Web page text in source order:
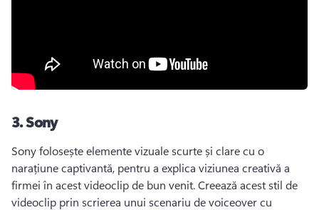
3.Sony
Sony folosește elemente vizuale scurte și clare cu o
narațiune captivantă, pentru a explica viziunea creativă a
firmei în acest videoclip de bun venit. Creează acest stil de
videoclip prin scrierea unui scenariu de voiceover cu